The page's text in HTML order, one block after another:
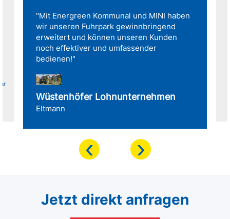
"Mit Energreen Kommunal und MINI haben
wir unseren Fuhrpark gewinnbringend
erweitert und können unseren Kunden
noch effektiver und umfassender
bedienen!"
Wüstenhöfer Lohnunternehmen
Eltmann
‹ ›
Jetzt direkt anfragen